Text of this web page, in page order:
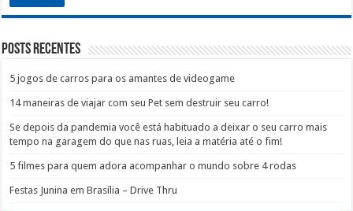
Posts recentes
5 jogos de carros para os amantes de videogame
14 maneiras de viajar com seu Pet sem destruir seu carro!
Se depois da pandemia você está habituado a deixar o seu carro mais
tempo na garagem do que nas ruas, leia a matéria até o fim!
5 filmes para quem adora acompanhar o mundo sobre 4 rodas
Festas Junina em Brasília – Drive Thru